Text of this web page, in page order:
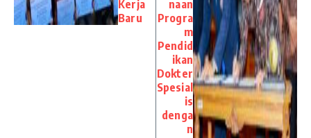
Kerja
Baru
naan
Progra
m
Pendid
ikan
Dokter
Spesial
is
denga
n